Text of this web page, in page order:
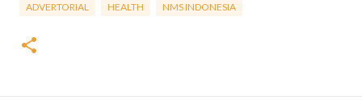
ADVERTORIAL HEALTH NMS INDONESIA